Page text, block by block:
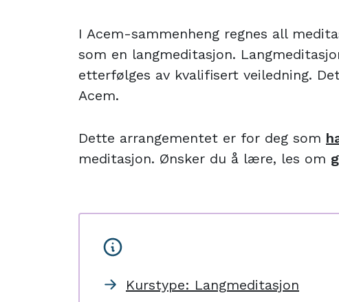
I Acem-sammenheng regnes all
som en langmeditasjon.
etterfølges av kvalifisert veiledning.
Acem.
Dette arrangementet er for deg som
meditasjon. Ønsker du å lære, les om
Kurstype: Langmeditasjon